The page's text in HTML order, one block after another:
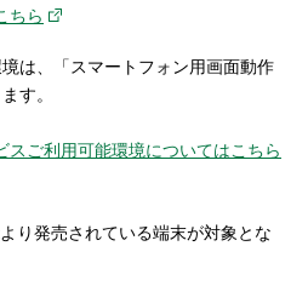
ちら
は、「スマートフォン用画面動作
す。
スご利用可能環境についてはこちら
り発売されている端末が対象とな